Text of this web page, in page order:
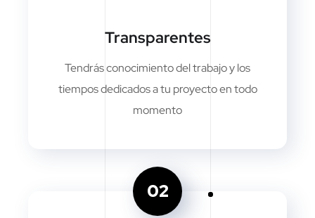
Transparentes
Tendrás conocimiento del trabajo y los
tiempos dedicados a tu proyecto en todo
momento
02